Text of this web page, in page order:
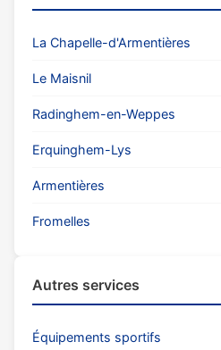
La Chapelle-d'Armentières
Le Maisnil
Radinghem-en-Weppes
Erquinghem-Lys
Armentières
Fromelles
Autres services
Équipements sportifs